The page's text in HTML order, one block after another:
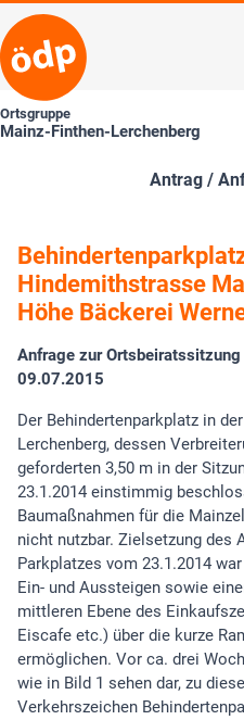
Ortsgruppe
Mainz-Finthen-Lerchenberg
Antrag /
Hindemithstrasse
Höhe Bäckerei
Anfrage zur
09.07.2015
Der Behindertenparkplatz in
Lerchenberg, dessen
geforderten 3,50 m in der
23.1.2014 einstimmig
Baumaßnahmen für die
nicht nutzbar. Zielsetzung des
Parkplatzes vom 23.1.2014
Ein- und Aussteigen sowie
mittleren Ebene des
Eiscafe etc.) über die kurze
ermöglichen. Vor ca. drei
wie in Bild 1 sehen dar, zu
Verkehrszeichen